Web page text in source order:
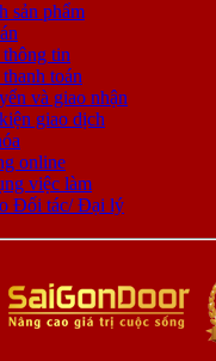
sản phẩm
thông tin
toán
và giao nhận
giao dịch
online
việc làm
Đối tác/ Đại lý